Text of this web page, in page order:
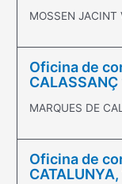
MOSSEN JACINT
Oficina de
CALASSANÇ
MARQUES DE
Oficina de
CATALUNYA,